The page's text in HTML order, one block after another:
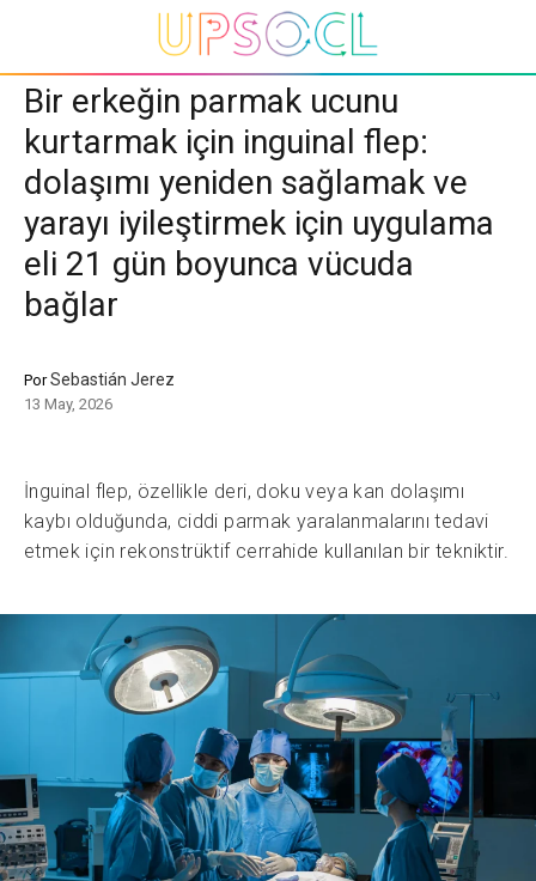
Bir erkeğin parmak ucunu
kurtarmak için inguinal flep:
dolaşımı yeniden sağlamak ve
yarayı iyileştirmek için uygulama
eli 21 gün boyunca vücuda
bağlar
PorSebastián Jerez
13 May, 2026
İnguinal flep, özellikle deri, doku veya kan dolaşımı
kaybı olduğunda, ciddi parmak yaralanmalarını tedavi
etmek için rekonstrüktif cerrahide kullanılan bir tekniktir.